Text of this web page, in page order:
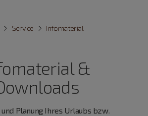
Infomaterial
Service
&
Planung Ihres Urlaubs bzw.